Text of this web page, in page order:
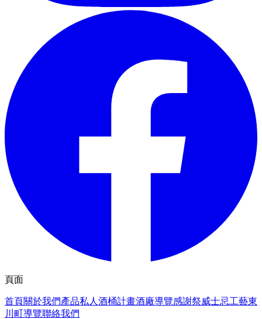
頁面
首頁關於我們產品私人酒桶計畫酒廠導覽感謝祭威士忌工藝東
川町導覽聯絡我們